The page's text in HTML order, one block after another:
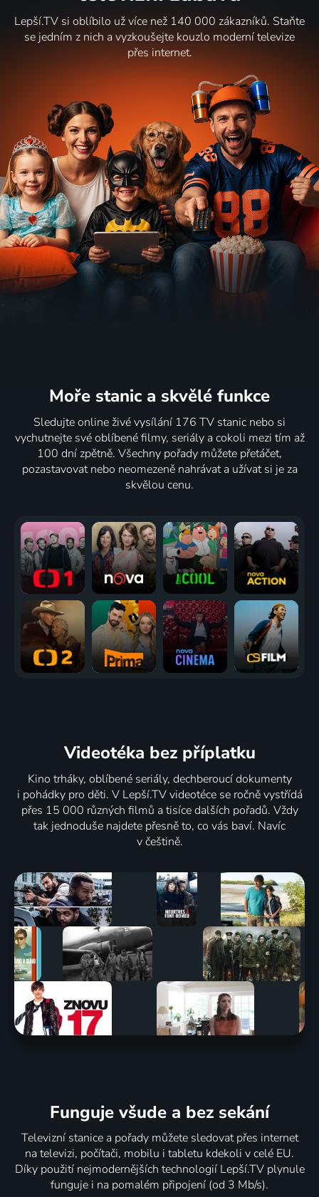
Lepší.TV si oblíbilo už více než 140 000 zákazníků. Staňte
se jedním z nich a vyzkoušejte kouzlo moderní televize
přes internet.
Moře stanic a skvělé funkce
Sledujte online živé vysílání 176 TV stanic nebo si
vychutnejte své oblíbené filmy, seriály a cokoli mezi tím až
100 dní zpětně. Všechny pořady můžete přetáčet,
pozastavovat nebo neomezeně nahrávat a užívat si je za
skvělou cenu.
Videotéka bez příplatku
Kino trháky, oblíbené seriály, dechberoucí dokumenty
i pohádky pro děti. V Lepší.TV videotéce se ročně vystřídá
přes 15 000 různých filmů a tisíce dalších pořadů. Vždy
tak jednoduše najdete přesně to, co vás baví. Navíc
v češtině.
Funguje všude a bez sekání
Televizní stanice a pořady můžete sledovat přes internet
na televizi, počítači, mobilu i tabletu kdekoli v celé EU.
Díky použití nejmodernějších technologií Lepší.TV plynule
funguje i na pomalém připojení (od 3 Mb/s).